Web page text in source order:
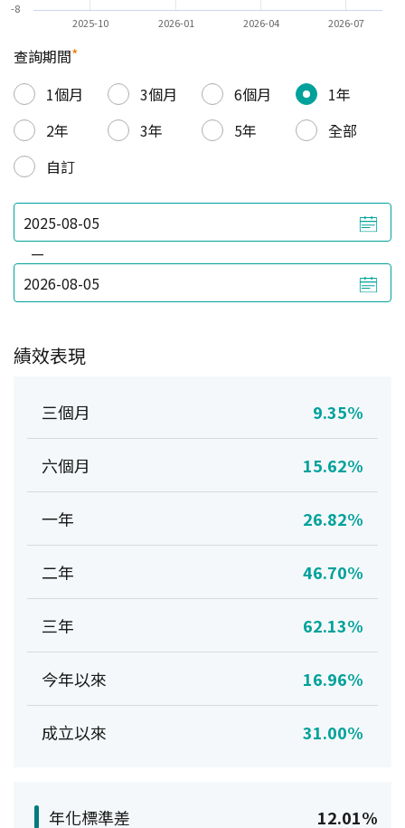
2025-10 2026-01 2026-04 2026-07
-8
查詢期間*
1個月
3個月 6個月
1年
2年
3年 5年
全部
自訂
—
績效表現
三個月 9.35%
六個月 15.62%
一年 26.82%
二年 46.70%
三年 62.13%
今年以來 16.96%
成立以來 31.00%
年化標準差 12.01%